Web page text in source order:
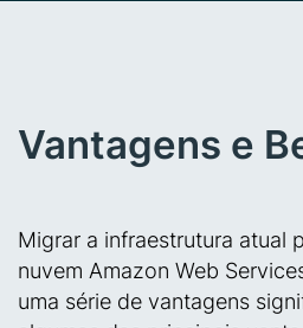
Vantagens e
Migrar a infraestrutura atual
nuvem Amazon Web
uma série de vantagens